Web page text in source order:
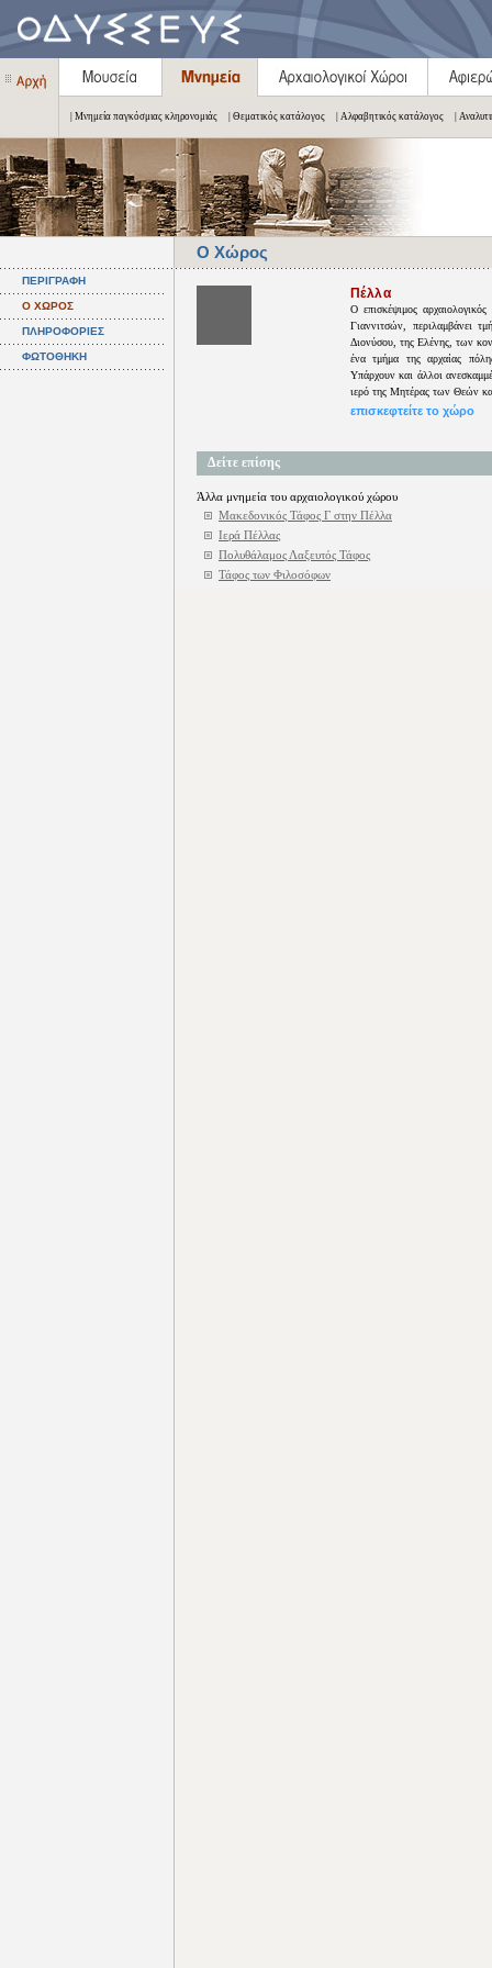
| Μνημεία παγκόσμιας κληρονομιάς | Θεματικός κατάλογος | Αλφαβητικός κατάλογος |
Ο Χώρος
ΠΕΡΙΓΡΑΦΗ
Ο ΧΩΡΟΣ
ΠΛΗΡΟΦΟΡΙΕΣ
ΦΩΤΟΘΗΚΗ
Πέλλα
Ο επισκέψιμος
Γιαννιτσών, περιλαμβάνει
Διονύσου, της Ελένης, των
ένα τμήμα της αρχαίας
Υπάρχουν και άλλοι
ιερό της Μητέρας των Θεών
επισκεφτείτε το χώρο
Δείτε επίσης
Άλλα μνημεία του αρχαιολογικού χώρου
Μακεδονικός Τάφος Γ στην Πέλλα
Ιερά Πέλλας
Πολυθάλαμος Λαξευτός Τάφος
Τάφος των Φιλοσόφων